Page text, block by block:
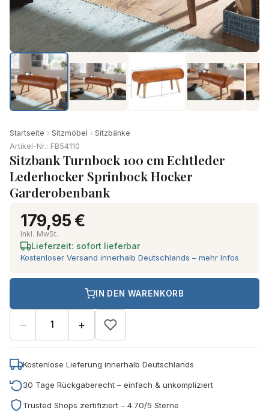
Startseite Sitzmöbel
Sitzbänke
Artikel-Nr.: FB54110
Sitzbank Turnbock 100 cm Echtleder
Lederhocker Sprinbock Hocker
Garderobenbank
179,95 €
Inkl. MwSt.
Lieferzeit: sofort lieferbar
Kostenloser Versand innerhalb Deutschlands – mehr Infos
− +
IN DEN WARENKORB
Kostenlose Lieferung innerhalb Deutschlands
30 Tage Rückgaberecht – einfach & unkompliziert
Trusted Shops zertifiziert – 4.70/5 Sterne